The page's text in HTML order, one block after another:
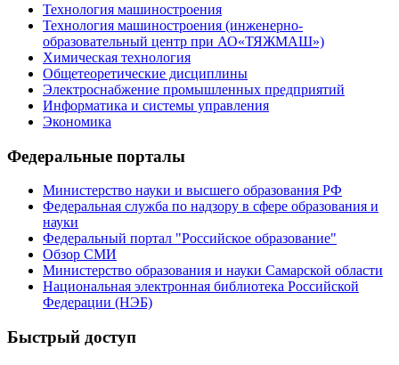
Технология машиностроения
Технология машиностроения (инженерно-
образовательный центр при АО«ТЯЖМАШ»)
Химическая технология
Общетеоретические дисциплины
Электроснабжение промышленных предприятий
Информатика и системы управления
Экономика
Федеральные порталы
Министерство науки и высшего образования РФ
Федеральная служба по надзору в сфере образования и
науки
Федеральный портал "Российское образование"
Обзор СМИ
Министерство образования и науки Самарской области
Национальная электронная библиотека Российской
Федерации (НЭБ)
Быстрый доступ